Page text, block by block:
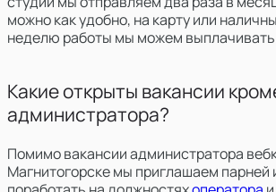
можно как удобно, на карту или
неделю работы мы можем
Какие открыты вакансии
администратора?
Помимо вакансии администратора
Магнитогорске мы приглашаем парней